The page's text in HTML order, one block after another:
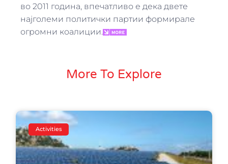
во 2011 година, впечатливо е дека двете
најголеми политички партии формирале
огромни коалиции.
More To Explore
Activities